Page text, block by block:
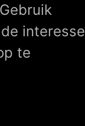
interesse
te